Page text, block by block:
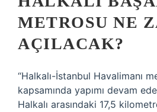
METROSU NE
AÇILACAK?
“Halkalı-İstanbul Havalimanı
kapsamında yapımı devam
Halkalı arasındaki 17,5